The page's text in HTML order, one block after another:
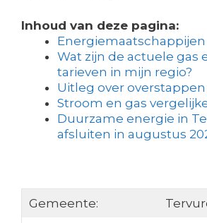
Inhoud van deze pagina:
Wat zijn de actuele gas
tarieven in mijn regio?
Uitleg over
Stroom en gas
Duurzame energie in
afsluiten in augustus
Gemeente: